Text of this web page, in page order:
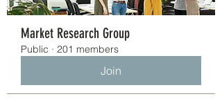
Market Research Group
Public · 201 members
Join